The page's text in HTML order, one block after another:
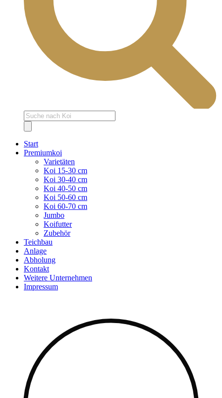
Products
search
Start
Premiumkoi
Varietäten
Koi 15-30 cm
Koi 30-40 cm
Koi 40-50 cm
Koi 50-60 cm
Koi 60-70 cm
Jumbo
Koifutter
Zubehör
Teichbau
Anlage
Abholung
Kontakt
Weitere Unternehmen
Impressum